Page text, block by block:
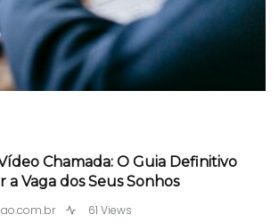
Chamada: O Guia Definitivo
a Vaga dos Seus Sonhos
61 Views